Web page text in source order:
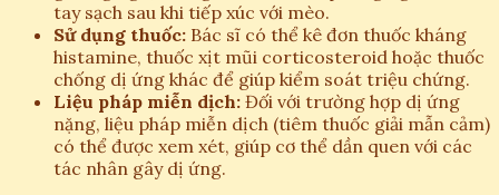
tay sạch sau khi tiếp xúc với mèo.
Sử dụng thuốc: Bác sĩ có thể kê đơn thuốc kháng
histamine, thuốc xịt mũi corticosteroid hoặc thuốc
chống dị ứng khác để giúp kiểm soát triệu chứng.
Liệu pháp miễn dịch: Đối với trường hợp dị ứng
nặng, liệu pháp miễn dịch (tiêm thuốc giải mẫn cảm)
có thể được xem xét, giúp cơ thể dần quen với các
tác nhân gây dị ứng.